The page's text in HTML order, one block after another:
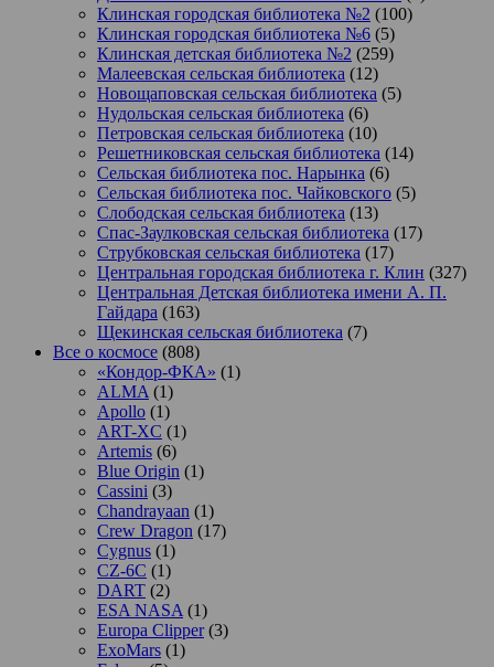
Клинская городская библиотека №2 (100)
Клинская городская библиотека №6 (5)
Клинская детская библиотека №2 (259)
Малеевская сельская библиотека (12)
Новощаповская сельская библиотека (5)
Нудольская сельская библиотека (6)
Петровская сельская библиотека (10)
Решетниковская сельская библиотека (14)
Сельская библиотека пос. Нарынка (6)
Сельская библиотека пос. Чайковского (5)
Слободская сельская библиотека (13)
Спас-Заулковская сельская библиотека (17)
Струбковская сельская библиотека (17)
Центральная городская библиотека г. Клин (327)
Центральная Детская библиотека имени А. П.
Гайдара (163)
Щекинская сельская библиотека (7)
Все о космосе (808)
«Кондор-ФКА» (1)
ALMA (1)
Apollo (1)
ART-XC (1)
Artemis (6)
Blue Origin (1)
Cassini (3)
Chandrayaan (1)
Crew Dragon (17)
Cygnus (1)
CZ-6C (1)
DART (2)
ESA NASA (1)
Europa Clipper(3)
ExoMars (1)